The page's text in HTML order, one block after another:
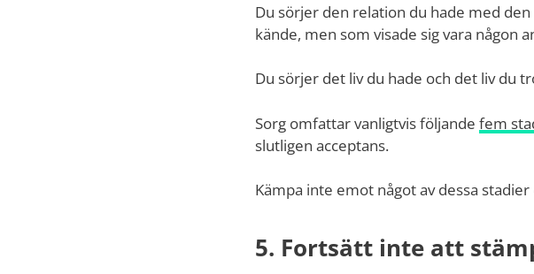
Du sörjer den relation du hade med
kände, men som visade sig vara någon
Du sörjer det liv du hade och det liv du
Sorg omfattar vanligtvis följande fem
slutligen acceptans.
Kämpa inte emot något av dessa
5. Fortsätt inte att